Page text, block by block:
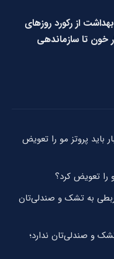
از رکورد روزهای
خون تا سازماندهی
باید پروتز مو را تعویض
را تعویض کرد؟
به تشک و صندلی‌تان
و صندلی‌تان ندارد؛